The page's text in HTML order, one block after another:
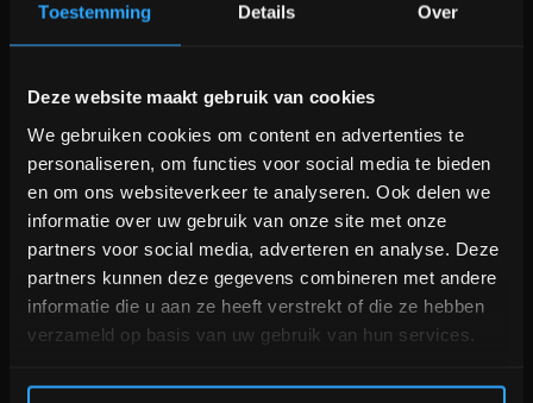
Toestemming Details Over
Deze website maakt gebruik van cookies
We gebruiken cookies om content en advertenties te
personaliseren, om functies voor social media te bieden
en om ons websiteverkeer te analyseren. Ook delen we
informatie over uw gebruik van onze site met onze
partners voor social media, adverteren en analyse. Deze
partners kunnen deze gegevens combineren met andere
informatie die u aan ze heeft verstrekt of die ze hebben
verzameld op basis van uw gebruik van hun services.
+31 (0)24 645 1309
Bam! 5% korting op je volgende
Schrijf je in voor onze nieuwsbrief om op de hoogte te
blijven over onze nieuwe producten, deals en meer
interessante info. Ontvang 5% korting op je eerstvolgende
aankoop! 😀
Inschrijven